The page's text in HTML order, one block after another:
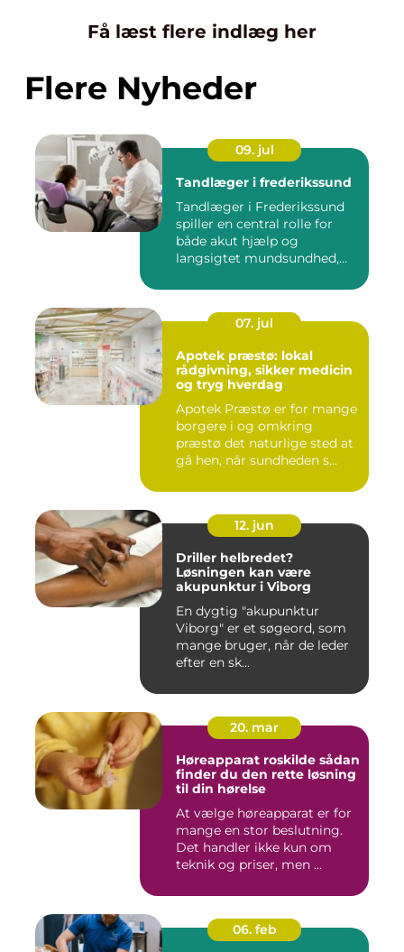
Få læst flere indlæg her
Flere Nyheder
09. jul
Tandlæger i frederikssund
Tandlæger i Frederikssund
spiller en central rolle for
både akut hjælp og
langsigtet mundsundhed,
07. jul
Apotek præstø: lokal
rådgivning, sikker medicin
og tryg hverdag
Apotek Præstø er for mange
borgere i og omkring
præstø det naturlige sted at
gå hen, når sundheden s...
12. jun
Driller helbredet?
Løsningen kan være
akupunktur i Viborg
En dygtig "akupunktur
Viborg" er et søgeord, som
mange bruger, når de leder
efter en sk...
20. mar
Høreapparat roskilde sådan
finder du den rette løsning
til din hørelse
At vælge høreapparat er for
mange en stor beslutning.
Det handler ikke kun om
teknik og priser, men ...
06. feb